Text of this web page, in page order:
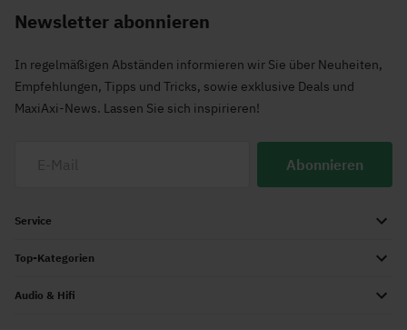
Newsletter abonnieren
In regelmäßigen Abständen informieren wir Sie über Neuheiten,
Empfehlungen, Tipps und Tricks, sowie exklusive Deals und
MaxiAxi-News. Lassen Sie sich inspirieren!
Abonnieren
Service
Top-Kategorien
Audio & Hifi